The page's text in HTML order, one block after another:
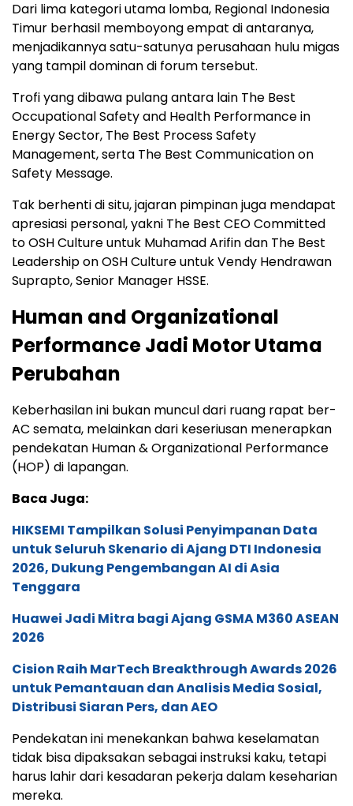
Dari lima kategori utama lomba, Regional Indonesia
Timur berhasil memboyong empat di antaranya,
menjadikannya satu-satunya perusahaan hulu migas
yang tampil dominan di forum tersebut.
Trofi yang dibawa pulang antara lain The Best
Occupational Safety and Health Performance in
Energy Sector, The Best Process Safety
Management, serta The Best Communication on
Safety Message.
Tak berhenti di situ, jajaran pimpinan juga mendapat
apresiasi personal, yakni The Best CEO Committed
to OSH Culture untuk Muhamad Arifin dan The Best
Leadership on OSH Culture untuk Vendy Hendrawan
Suprapto, Senior Manager HSSE.
Human and Organizational
Performance Jadi Motor Utama
Perubahan
Keberhasilan ini bukan muncul dari ruang rapat ber-
AC semata, melainkan dari keseriusan menerapkan
pendekatan Human & Organizational Performance
(HOP) di lapangan.
Baca Juga:
HIKSEMI Tampilkan Solusi Penyimpanan Data
untuk Seluruh Skenario di Ajang DTI Indonesia
2026, Dukung Pengembangan AI di Asia
Tenggara
Huawei Jadi Mitra bagi Ajang GSMA M360 ASEAN
2026
Cision Raih MarTech Breakthrough Awards 2026
untuk Pemantauan dan Analisis Media Sosial,
Distribusi Siaran Pers, dan AEO
Pendekatan ini menekankan bahwa keselamatan
tidak bisa dipaksakan sebagai instruksi kaku, tetapi
harus lahir dari kesadaran pekerja dalam keseharian
mereka.